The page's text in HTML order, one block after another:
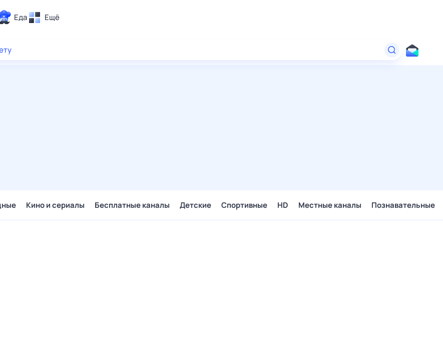
Еда Ещё
Кино и сериалы Бесплатные каналы Детские Спортивные HD Местные каналы Познавательные